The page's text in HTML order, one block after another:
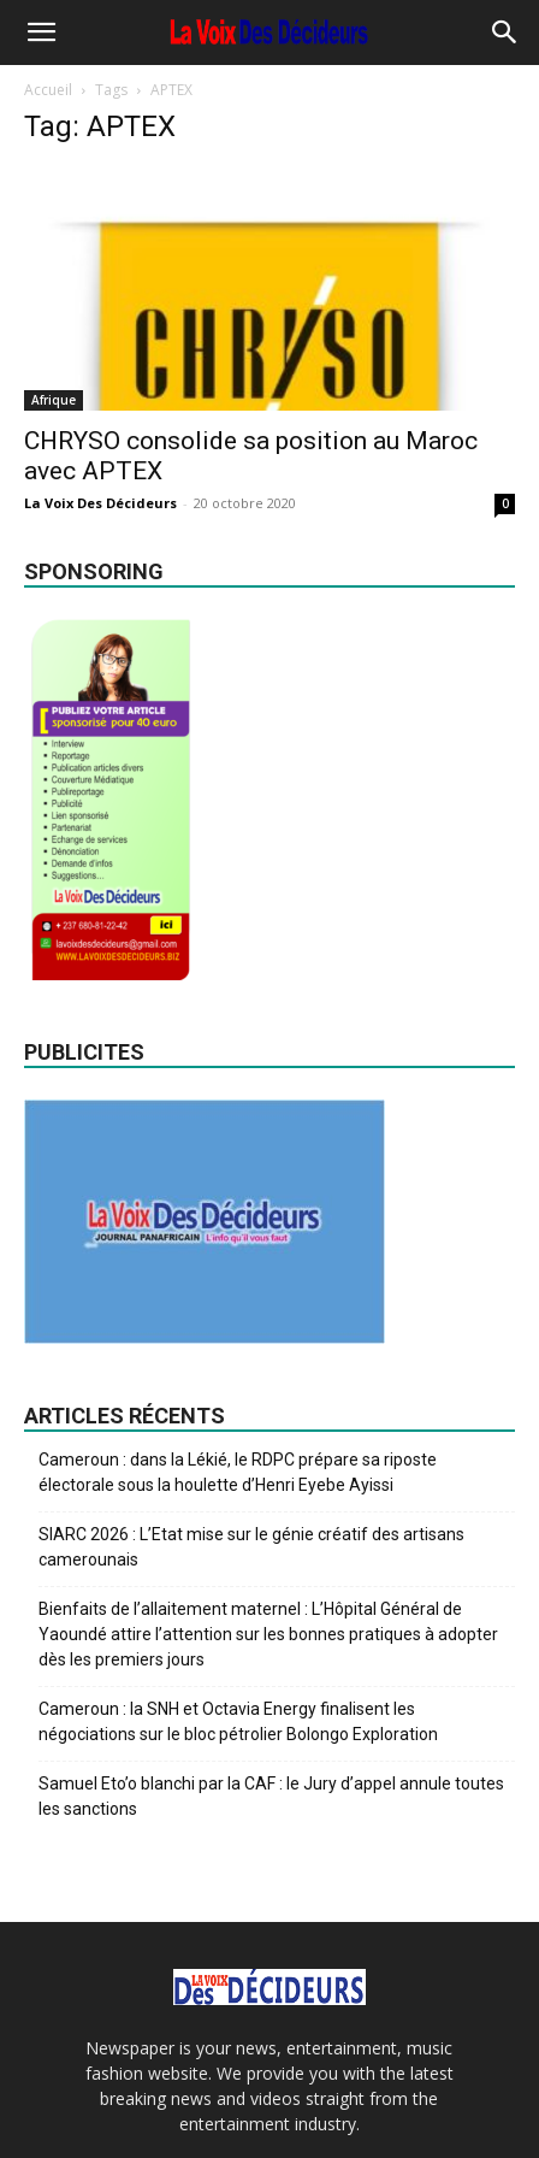
Accueil Tags APTEX
Tag: APTEX
Afrique
CHRYSO consolide sa position au Maroc
avec APTEX
La Voix Des Décideurs - 20 octobre 2020 0
SPONSORING
PUBLICITES
ARTICLES RÉCENTS
Cameroun : dans la Lékié, le RDPC prépare sa riposte
électorale sous la houlette d’Henri Eyebe Ayissi
SIARC 2026 : L’Etat mise sur le génie créatif des artisans
camerounais
Bienfaits de l’allaitement maternel : L’Hôpital Général de
Yaoundé attire l’attention sur les bonnes pratiques à adopter
dès les premiers jours
Cameroun : la SNH et Octavia Energy finalisent les
négociations sur le bloc pétrolier Bolongo Exploration
Samuel Eto’o blanchi par la CAF : le Jury d’appel annule toutes
les sanctions
Newspaper is your news, entertainment, music
fashion website. We provide you with the latest
breaking news and videos straight from the
entertainment industry.